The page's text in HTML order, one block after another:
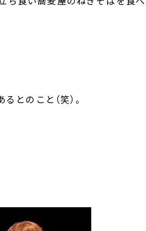
とのこと（笑）。